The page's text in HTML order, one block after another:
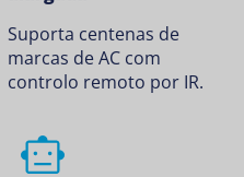
Suporta centenas de
marcas de AC com
controlo remoto por IR.